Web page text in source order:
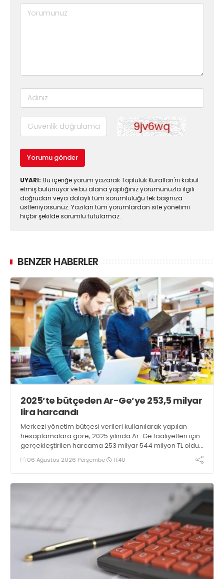
Yorumu gönder
UYARI: Bu içeriğe yorum yazarak Topluluk Kuralları'nı kabul
etmiş bulunuyor ve bu alana yaptığınız yorumunuzla ilgili
doğrudan veya dolaylı tüm sorumluluğu tek başınıza
üstleniyorsunuz. Yazılan tüm yorumlardan site yönetimi
hiçbir şekilde sorumlu tutulamaz.
BENZER HABERLER
2025’te bütçeden Ar-Ge’ye 253,5 milyar
lira harcandı
Merkezi yönetim bütçesi verileri kullanılarak yapılan
hesaplamalara göre; 2025 yılında Ar-Ge faaliyetleri için
gerçekleştirilen harcama 253 milyar 544 milyon TL oldu.
Ar-Ge harcamalarının merkezi yönetim bütçesi
içerisindeki oranı yüzde 1,58 oldu
06 Ağustos 2026 Perşembe 11:40